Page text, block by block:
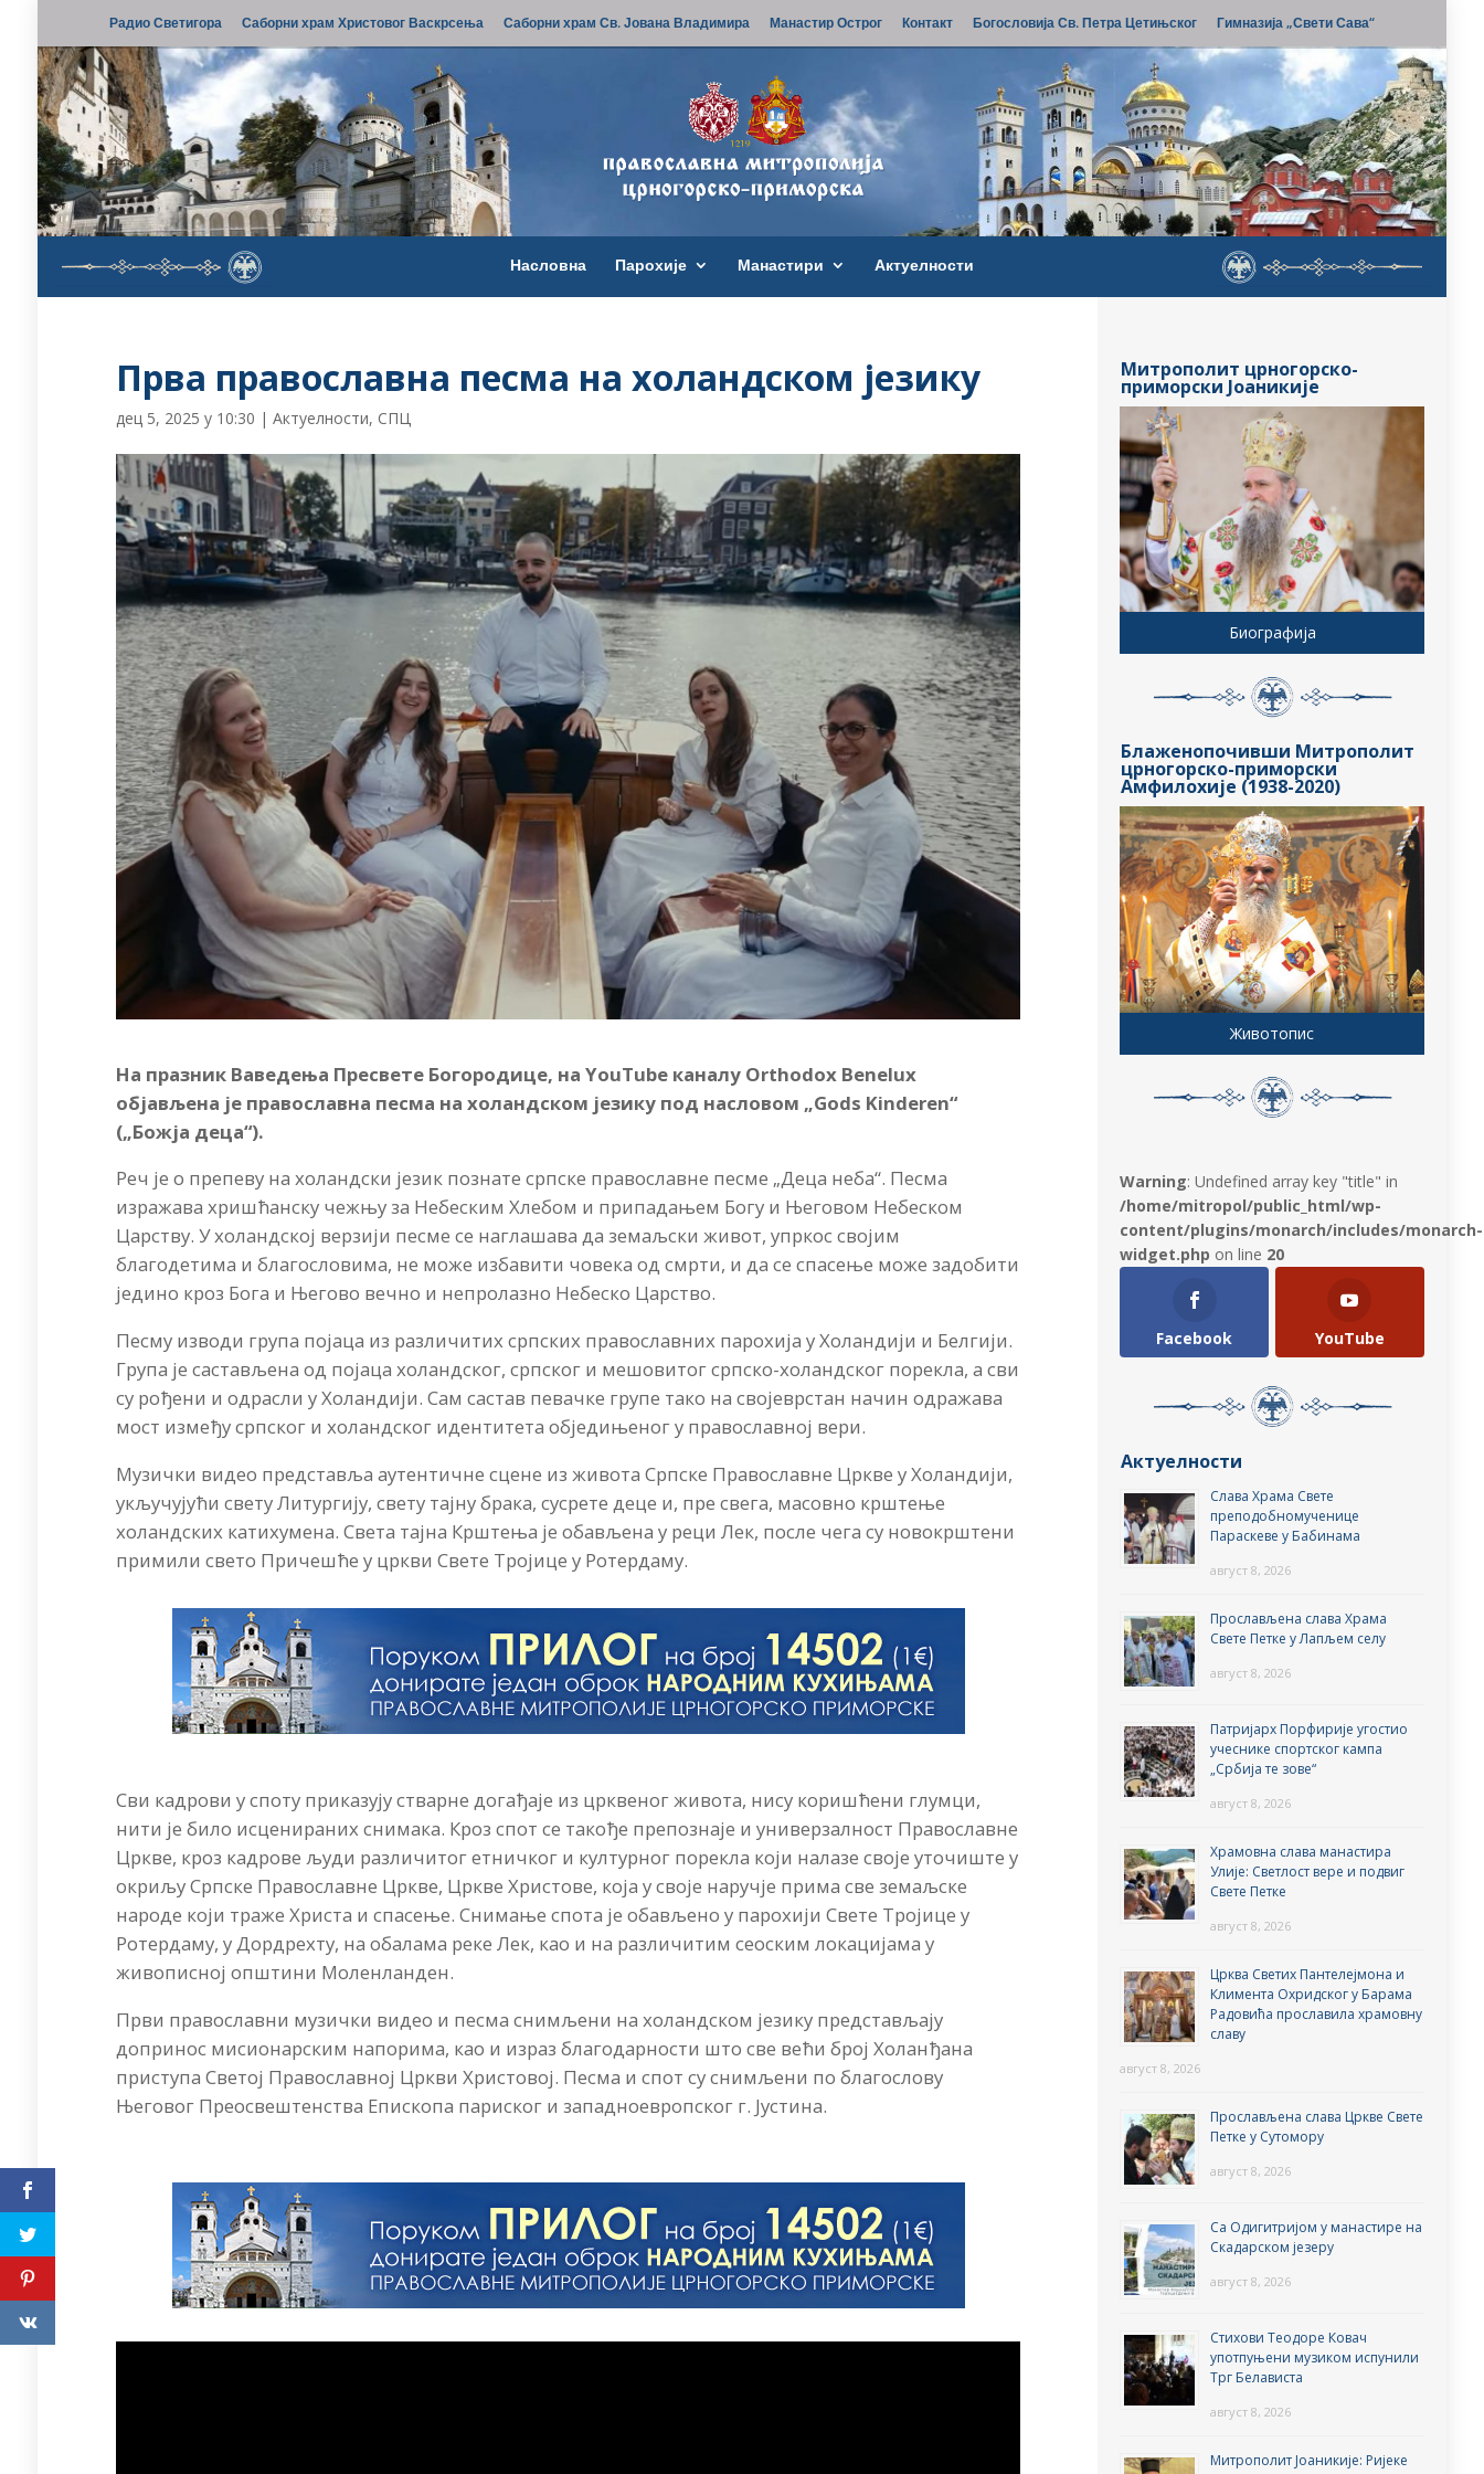
Радио Светигора Саборни храм Христовог Васкрсења Саборни храм Св. Јована Владимира Манастир Острог Контакт Богословија Св. Петра Цетињског Гимназија „Свети Сава“
Насловна Парохије Манастири Актуелности
Прва православна песма на холандском језику
дец 5, 2025 у 10:30 |Актуелности, СПЦ
На празник Ваведења Пресвете Богородице, на YouTube каналу Orthodox Benelux
објављена је православна песма на холандском језику под насловом „Gods Kinderen“
(„Божја деца“).
Реч је о препеву на холандски језик познате српске православне песме „Деца неба“. Песма
изражава хришћанску чежњу за Небеским Хлебом и припадањем Богу и Његовом Небеском
Царству. У холандској верзији песме се наглашава да земаљски живот, упркос својим
благодетима и благословима, не може избавити човека од смрти, и да се спасење може задобити
једино кроз Бога и Његово вечно и непролазно Небеско Царство.
Песму изводи група појаца из различитих српских православних парохија у Холандији и Белгији.
Група је састављена од појаца холандског, српског и мешовитог српско-холандског порекла, а сви
су рођени и одрасли у Холандији. Сам састав певачке групе тако на својеврстан начин одражава
мост између српског и холандског идентитета обједињеног у православној вери.
Музички видео представља аутентичне сцене из живота Српске Православне Цркве у Холандији,
укључујући свету Литургију, свету тајну брака, сусрете деце и, пре свега, масовно крштење
холандских катихумена. Света тајна Крштења је обављена у реци Лек, после чега су новокрштени
примили свето Причешће у цркви Свете Тројице у Ротердаму.
Сви кадрови у споту приказују стварне догађаје из црквеног живота, нису коришћени глумци,
нити је било исценираних снимака. Кроз спот се такође препознаје и универзалност Православне
Цркве, кроз кадрове људи различитог етничког и културног порекла који налазе своје уточиште у
окриљу Српске Православне Цркве, Цркве Христове, која у своје наручје прима све земаљске
народе који траже Христа и спасење. Снимање спота је обављено у парохији Свете Тројице у
Ротердаму, у Дордрехту, на обалама реке Лек, као и на различитим сеоским локацијама у
живописној општини Моленланден.
Први православни музички видео и песма снимљени на холандском језику представљају
допринос мисионарским напорима, као и израз благодарности што све већи број Холанђана
приступа Светој Православној Цркви Христовој. Песма и спот су снимљени по благослову
Његовог Преосвештенства Епископа париског и западноевропског г. Јустина.
Митрополит црногорско-
приморски Јоаникије
Биографија
Блаженопочивши Митрополит
црногорско-приморски
Амфилохије (1938-2020)
Животопис
Warning: Undefined array key "title" in
/home/mitropol/public_html/wp-
content/plugins/monarch/includes/monarch-
widget.php on line 20
Facebook YouTube
Актуелности
Слава Храма Свете
преподобномученице
Параскеве у Бабинама
август 8, 2026
Прослављена слава Храма
Свете Петке у Лапљем селу
август 8, 2026
Патријарх Порфирије угостио
учеснике спортског кампа
„Србија те зове“
август 8, 2026
Храмовна слава манастира
Улије: Светлост вере и подвиг
Свете Петке
август 8, 2026
Црква Светих Пантелејмона и
Климента Охридског у Барама
Радовића прославила храмовну
славу
август 8, 2026
Прослављена слава Цркве Свете
Петке у Сутомору
август 8, 2026
Са Одигитријом у манастире на
Скадарском језеру
август 8, 2026
Стихови Теодоре Ковач
употпуњени музиком испунили
Трг Белависта
август 8, 2026
Митрополит Јоаникије: Ријеке